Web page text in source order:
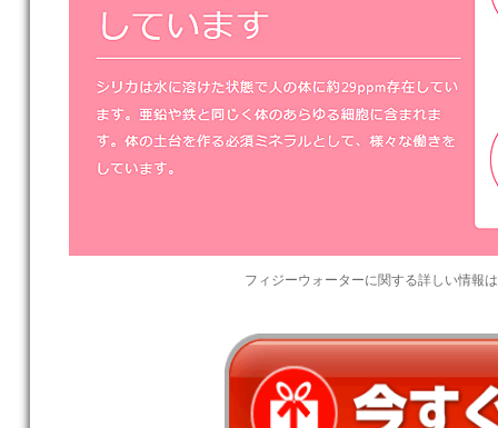
フィジーウォーターに関する詳しい情報